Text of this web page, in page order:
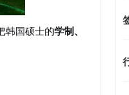
韩国硕士的学制、